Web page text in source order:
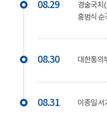
08.29
경술국치
홍범식 순
08.30 대한통의
08.31 이종일 서